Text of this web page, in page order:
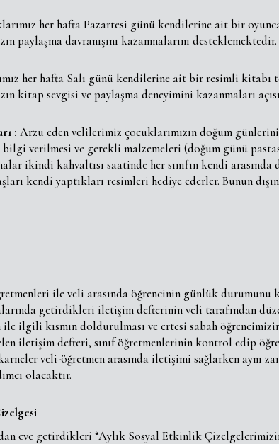
her hafta Pazartesi günü kendilerine ait bir
paylaşma davranışını kazanmalarını desteklemektedir.
her hafta Salı günü kendilerine ait bir resimli
kitap sevgisi ve paylaşma deneyimini kazanmaları
: Arzu eden velilerimiz çocuklarımızın doğum
bilgi verilmesi ve gerekli malzemeleri (doğum günü
ikindi kahvaltısı saatinde her sınıfın kendi
kendi yaptıkları resimleri hediye ederler. Bunun
ile veli arasında öğrencinin günlük
getirdikleri iletişim defterinin veli tarafından
ilgili kısmın doldurulması ve ertesi sabah
iletişim defteri, sınıf öğretmenlerinin kontrol edip
veli-öğretmen arasında iletişimi sağlarken aynı
olacaktır.
eve getirdikleri “Aylık Sosyal Etkinlik